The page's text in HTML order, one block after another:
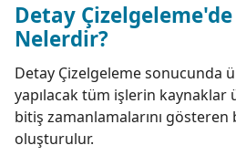
Detay
Nelerdir?
Detay Çizelgeleme sonucunda
yapılacak tüm işlerin kaynaklar
bitiş zamanlamalarını gösteren
oluşturulur.